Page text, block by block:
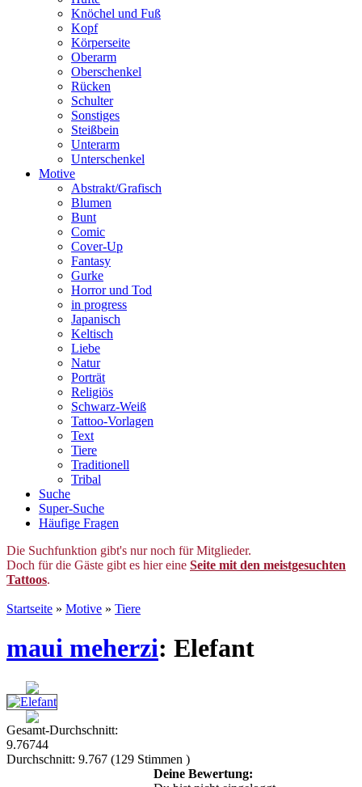
Knöchel und Fuß
Kopf
Körperseite
Oberarm
Oberschenkel
Rücken
Schulter
Sonstiges
Steißbein
Unterarm
Unterschenkel
Motive
Abstrakt/Grafisch
Blumen
Bunt
Comic
Cover-Up
Fantasy
Gurke
Horror und Tod
in progress
Japanisch
Keltisch
Liebe
Natur
Porträt
Religiös
Schwarz-Weiß
Tattoo-Vorlagen
Text
Tiere
Traditionell
Tribal
Suche
Super-Suche
Häufige Fragen
Die Suchfunktion gibt's nur noch für Mitglieder.
Doch für die Gäste gibt es hier eine Seite mit den meistgesuchten
Tattoos.
Startseite » Motive » Tiere
maui meherzi: Elefant
Gesamt-Durchschnitt:
9.76744
Durchschnitt: 9.767 (129 Stimmen )
Deine Bewertung: